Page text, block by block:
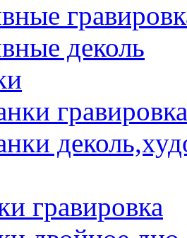
деколь
гравировка